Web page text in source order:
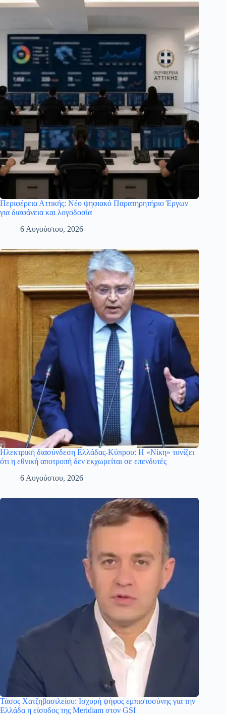
Περιφέρεια Αττικής: Νέο ψηφιακό Παρατηρητήριο Έργων
για διαφάνεια και λογοδοσία
6 Αυγούστου, 2026
Ηλεκτρική διασύνδεση Ελλάδας-Κύπρου: Η «Νίκη» τονίζει
ότι η εθνική αποτροπή δεν εκχωρείται σε επενδυτές
6 Αυγούστου, 2026
Τάσος Χατζηβασιλείου: Ισχυρή ψήφος εμπιστοσύνης για την
Ελλάδα η είσοδος της Meridiam στον GSI